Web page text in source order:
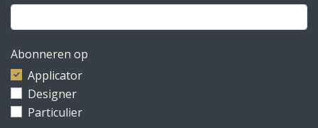
Abonneren op
Applicator
Designer
Particulier